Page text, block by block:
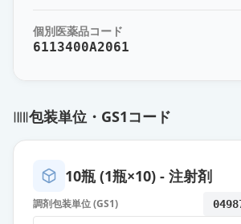
バンコマイシン塩酸塩点滴静注用
0.5g「MEEK」
薬価 980 円
0.5g「明治」
塩酸バンコマイシン点滴静注用
0.5g「HK」
薬価 980 円
個別医薬品コード
6113400A2061
包装単位・GS1コード
10瓶 (1瓶×10) - 注射剤
調剤包装単位 (GS1)